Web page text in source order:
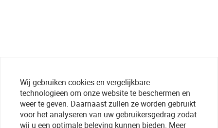
Wij gebruiken cookies en vergelijkbare
technologieen om onze website te beschermen en
weer te geven. Daarnaast zullen ze worden gebruikt
voor het analyseren van uw gebruikersgedrag zodat
wij u een optimale beleving kunnen bieden. Meer